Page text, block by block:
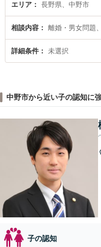
エリア 長野県、中野市
相談内容 離婚・男女問題
詳細条件 未選択
中野市から近い子の認知に
子の認知